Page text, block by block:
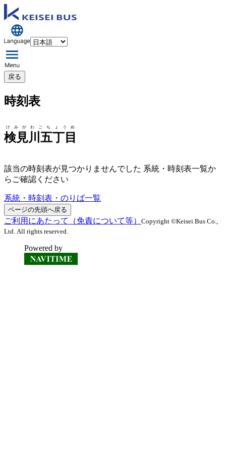
戻る
時刻表
検見川五丁目
けみがわごちょうめ
該当の時刻表が見つかりませんでした 系統・時刻表一覧か
らご確認ください
系統・時刻表・のりば一覧
ページの先頭へ戻る
ご利用にあたって（免責について等） Copyright ©Keisei Bus Co.,
Ltd. All rights reserved.
Powered by